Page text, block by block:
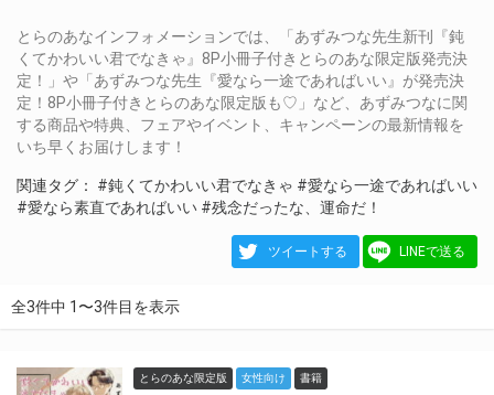
とらのあなインフォメーションでは、「あずみつな先生新刊『鈍
くてかわいい君でなきゃ』8P小冊子付きとらのあな限定版発売決
定！」や「あずみつな先生『愛なら一途であればいい』が発売決
定！8P小冊子付きとらのあな限定版も♡」など、あずみつなに関
する商品や特典、フェアやイベント、キャンペーンの最新情報を
いち早くお届けします！
関連タグ： #鈍くてかわいい君でなきゃ #愛なら一途であればいい
#愛なら素直であればいい #残念だったな、運命だ！
ツイートする LINEで送る
全3件中 1〜3件目を表示
とらのあな限定版 女性向け 書籍